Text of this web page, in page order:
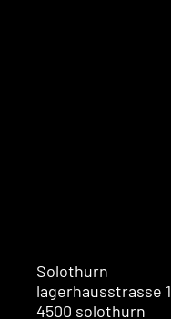
Solothurn
lagerhausstrasse 1
4500 solothurn